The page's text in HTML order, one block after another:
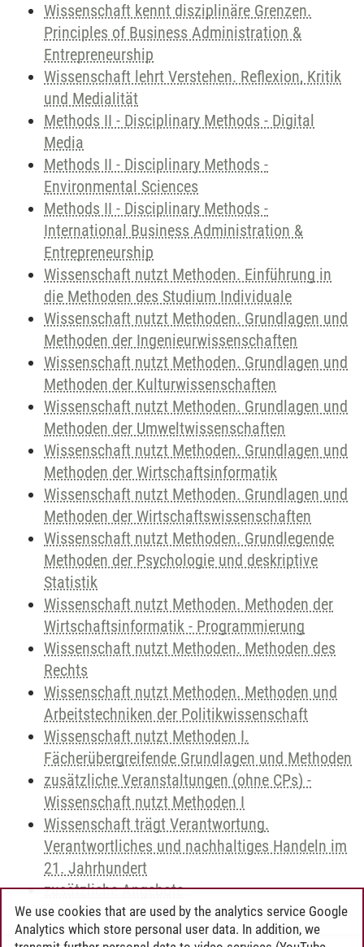
Wissenschaft kennt disziplinäre Grenzen.
Principles of Business Administration &
Entrepreneurship
Wissenschaft lehrt Verstehen. Reflexion, Kritik
und Medialität
Methods II - Disciplinary Methods - Digital
Media
Methods II - Disciplinary Methods -
Environmental Sciences
Methods II - Disciplinary Methods -
International Business Administration &
Entrepreneurship
Wissenschaft nutzt Methoden. Einführung in
die Methoden des Studium Individuale
Wissenschaft nutzt Methoden. Grundlagen und
Methoden der Ingenieurwissenschaften
Wissenschaft nutzt Methoden. Grundlagen und
Methoden der Kulturwissenschaften
Wissenschaft nutzt Methoden. Grundlagen und
Methoden der Umweltwissenschaften
Wissenschaft nutzt Methoden. Grundlagen und
Methoden der Wirtschaftsinformatik
Wissenschaft nutzt Methoden. Grundlagen und
Methoden der Wirtschaftswissenschaften
Wissenschaft nutzt Methoden. Grundlegende
Methoden der Psychologie und deskriptive
Statistik
Wissenschaft nutzt Methoden. Methoden der
Wirtschaftsinformatik - Programmierung
Wissenschaft nutzt Methoden. Methoden des
Rechts
Wissenschaft nutzt Methoden. Methoden und
Arbeitstechniken der Politikwissenschaft
Wissenschaft nutzt Methoden I.
Fächerübergreifende Grundlagen und Methoden
zusätzliche Veranstaltungen (ohne CPs) -
Wissenschaft nutzt Methoden I
Wissenschaft trägt Verantwortung.
Verantwortliches und nachhaltiges Handeln im
21. Jahrhundert
zusätzliche Angebote
We use cookies that are used by the analytics service Google
Analytics which store personal user data. In addition, we